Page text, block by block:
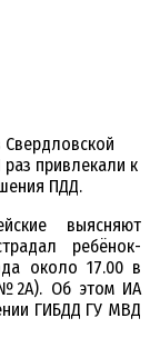
привлекали к
ПДД.
выясняют
ребёнок-
около 17.00 в
Об этом ИА
ГИБДД ГУ МВД